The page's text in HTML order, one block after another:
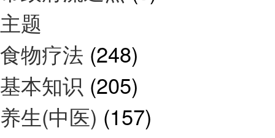
主题
食物疗法 (248)
基本知识 (205)
养生(中医) (157)